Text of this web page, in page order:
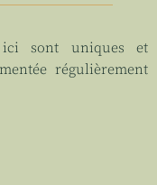
ici sont uniques et
régulièrement